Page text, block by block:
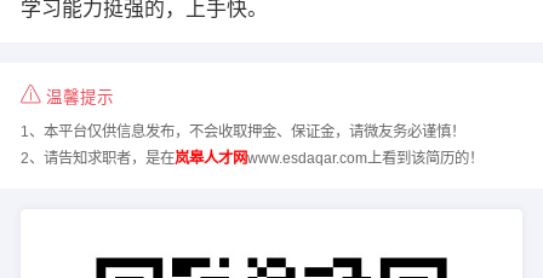
学习能力挺强的，上手快。
温馨提示
1、本平台仅供信息发布，不会收取押金、保证金，请微友务必谨慎！
2、请告知求职者，是在岚皋人才网www.esdaqar.com上看到该简历的！